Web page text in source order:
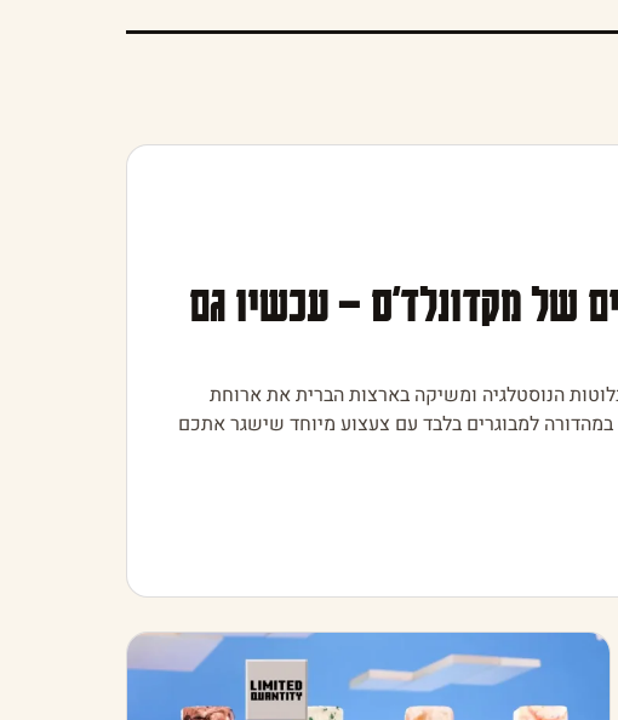
של מקדונלד'ס – עכשיו גם
הנוסטלגיה ומשיקה בארצות הברית את ארוחת
למבוגרים בלבד עם צעצוע מיוחד שישגר אתכם